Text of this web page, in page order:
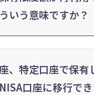
いう意味ですか？
、特定口座で保有
口座に移行で